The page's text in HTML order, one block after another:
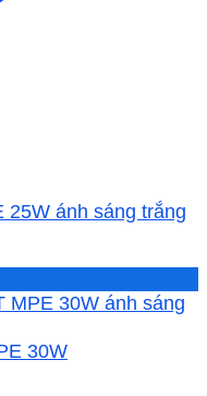
ánh sáng trắng